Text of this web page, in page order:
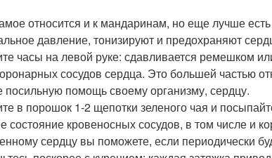
относится и к мандаринам, но еще лучше
давление, тонизируют и предохраняют
часы на левой руке: сдавливается ремешком
сосудов сердца. Это большей частью
посильную помощь своему организму, сердцу.
в порошок 1-2 щепотки зеленого чая и
состояние кровеносных сосудов, в том числе и
сердцу вы поможете, если периодически